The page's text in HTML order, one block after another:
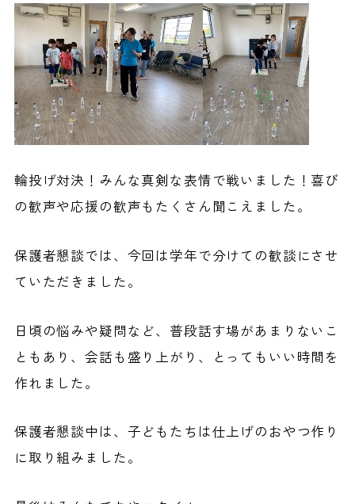
輪投げ対決！みんな真剣な表情で戦いました！喜び
の歓声や応援の歓声もたくさん聞こえました。
保護者懇談では、今回は学年で分けての歓談にさせ
ていただきました。
日頃の悩みや疑問など、普段話す場があまりないこ
ともあり、会話も盛り上がり、とってもいい時間を
作れました。
保護者懇談中は、子どもたちは仕上げのおやつ作り
に取り組みました。